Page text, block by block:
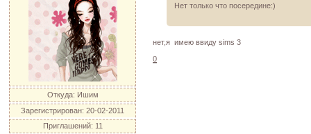
Откуда: Ишим
Зарегистрирован: 20-02-2011
Приглашений: 11
Нет только что посередине:)
нет,я имею ввиду sims 3
0